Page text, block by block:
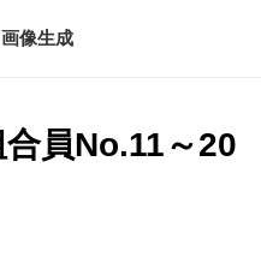
画像生成
員No.11～20